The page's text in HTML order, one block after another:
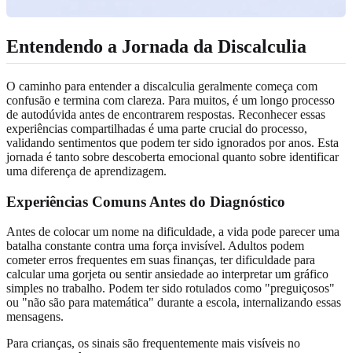
Entendendo a Jornada da Discalculia
O caminho para entender a discalculia geralmente começa com
confusão e termina com clareza. Para muitos, é um longo processo
de autodúvida antes de encontrarem respostas. Reconhecer essas
experiências compartilhadas é uma parte crucial do processo,
validando sentimentos que podem ter sido ignorados por anos. Esta
jornada é tanto sobre descoberta emocional quanto sobre identificar
uma diferença de aprendizagem.
Experiências Comuns Antes do Diagnóstico
Antes de colocar um nome na dificuldade, a vida pode parecer uma
batalha constante contra uma força invisível. Adultos podem
cometer erros frequentes em suas finanças, ter dificuldade para
calcular uma gorjeta ou sentir ansiedade ao interpretar um gráfico
simples no trabalho. Podem ter sido rotulados como "preguiçosos"
ou "não são para matemática" durante a escola, internalizando essas
mensagens.
Para crianças, os sinais são frequentemente mais visíveis no